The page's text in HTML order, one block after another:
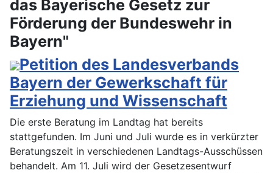
das Bayerische Gesetz zur
Förderung der Bundeswehr in
Bayern"
Petition des Landesverbands
Bayern der Gewerkschaft für
Erziehung und Wissenschaft
Die erste Beratung im Landtag hat bereits
stattgefunden. Im Juni und Juli wurde es in verkürzter
Beratungszeit in verschiedenen Landtags-Ausschüssen
behandelt. Am 11. Juli wird der Gesetzesentwurf